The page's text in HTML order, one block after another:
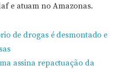
e atuam no Amazonas.
de drogas é desmontado e
assina repactuação da